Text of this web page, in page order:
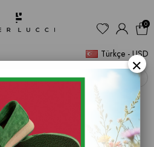
Türkçe - USD
0
×